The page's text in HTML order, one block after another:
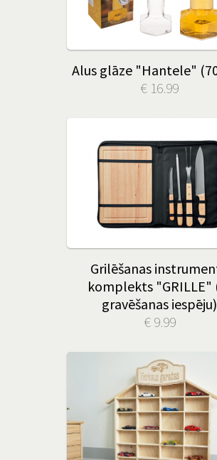
Alus glāze "Hantele"
€ 16.99
Grilēšanas
komplekts "GRILLE"
gravēšanas iespēju)
€ 9.99